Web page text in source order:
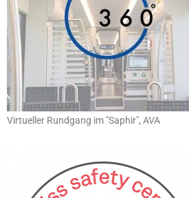
Virtueller Rundgang im "Saphir", AVA